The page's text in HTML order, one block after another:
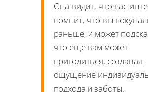
Она видит, что вас
помнит, что вы
раньше, и может
что еще вам может
пригодиться, создавая
ощущение
подхода и заботы.